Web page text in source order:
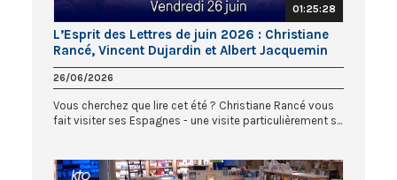
01:25:28
L’Esprit des Lettres de juin 2026 : Christiane
Rancé, Vincent Dujardin et Albert Jacquemin
26/06/2026
Vous cherchez que lire cet été ? Christiane Rancé vous
fait visiter ses Espagnes - une visite particulièrement s...